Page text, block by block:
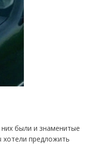
были и знаменитые
хотели предложить